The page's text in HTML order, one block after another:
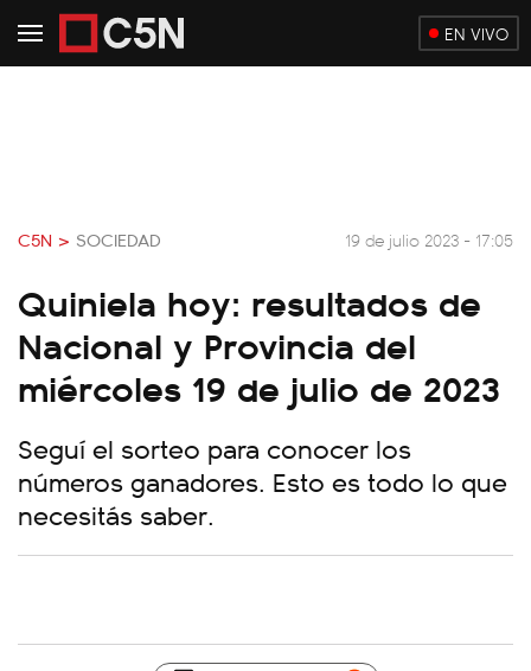
EN VIVO
C5N > SOCIEDAD 19 de julio 2023 - 17:05
Quiniela hoy: resultados de
Nacional y Provincia del
miércoles 19 de julio de 2023
Seguí el sorteo para conocer los
números ganadores. Esto es todo lo que
necesitás saber.